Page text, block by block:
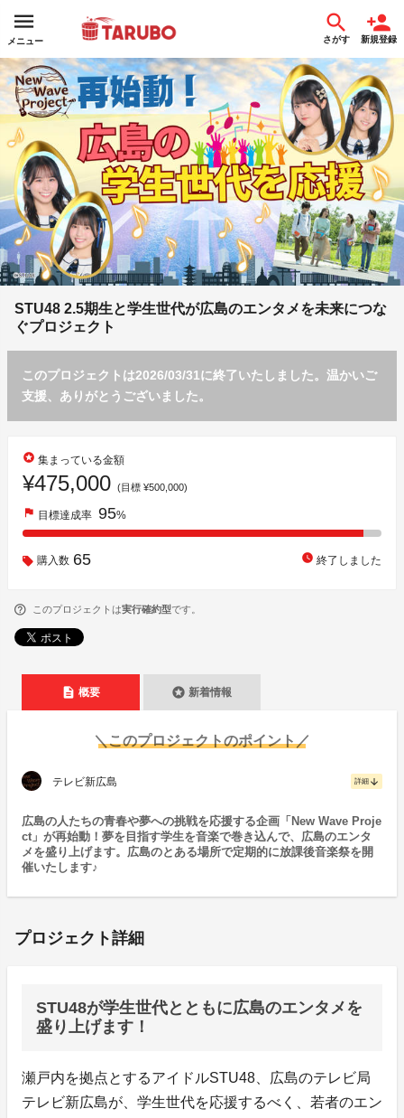
メニュー さがす 新規登録
STU48 2.5期生と学生世代が広島のエンタメを未来につな
ぐプロジェクト
このプロジェクトは2026/03/31に終了いたしました。温かいご
支援、ありがとうございました。
stars 集まっている金額
¥475,000 (目標 ¥500,000)
flag 目標達成率 95%
購入数 65 watch_later 終了しました
このプロジェクトは実行確約型です。
description 概要 stars 新着情報
＼このプロジェクトのポイント／
テレビ新広島 詳細 arrow_downward
広島の人たちの青春や夢への挑戦を応援する企画「New Wave Proje
ct」が再始動！夢を目指す学生を音楽で巻き込んで、広島のエンタ
メを盛り上げます。広島のとある場所で定期的に放課後音楽祭を開
催いたします♪
プロジェクト詳細
STU48が学生世代とともに広島のエンタメを
盛り上げます！
瀬戸内を拠点とするアイドルSTU48、広島のテレビ局
テレビ新広島が、学生世代を応援するべく、若者のエン